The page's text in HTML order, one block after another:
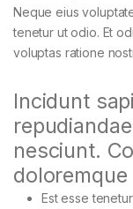
Neque eius
tenetur ut odio. Et
voluptas ratione
Incidunt
nesciunt.
Est esse